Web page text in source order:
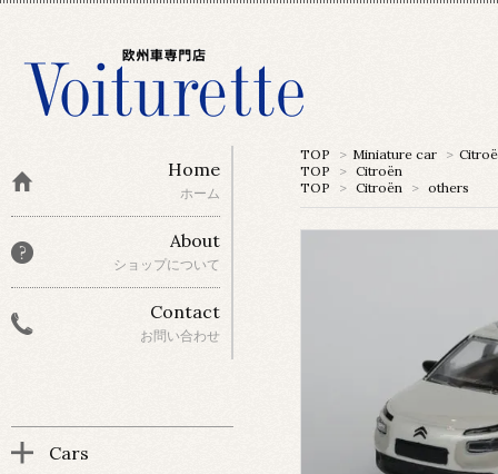
TOP > Miniature car >
TOP
> Citroën
TOP
> Citroën > others
Home
ホーム
About
ショップについて
Contact
お問い合わせ
Cars